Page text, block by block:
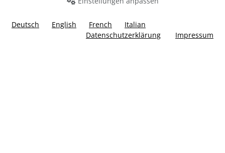
Deutsch English French
Italian
Datenschutzerklärung
Impressum